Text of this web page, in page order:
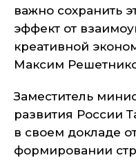
важно сохранить
эффект от
креативной
Максим
Заместитель
развития России
в своем докладе
формировании